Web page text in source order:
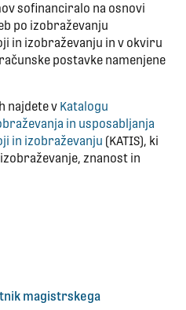
sofinanciralo na osnovi
po izobraževanju
in izobraževanju in v okviru
postavke namenjene
najdetev Katalogu
in usposabljanja
in izobraževanju (KATIS), ki
znanost in
magistrskega